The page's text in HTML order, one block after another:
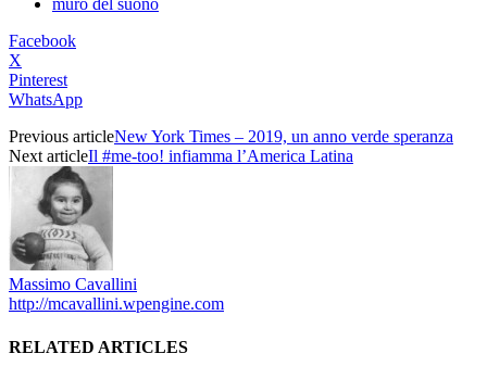
muro del suono
Facebook
X
Pinterest
WhatsApp
Previous articleNew York Times – 2019, un anno verde speranza
Next articleIl #me-too! infiamma l’America Latina
Massimo Cavallini
http://mcavallini.wpengine.com
RELATED ARTICLES